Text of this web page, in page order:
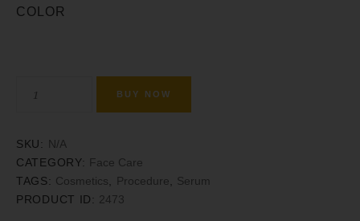
COLOR
BUY NOW
SKU: N/A
CATEGORY: Face Care
TAGS: Cosmetics Procedure
Serum
PRODUCT ID: 2473